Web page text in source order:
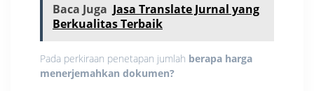
Baca Juga Jasa Translate Jurnal yang
Berkualitas Terbaik
Pada perkiraan penetapan jumlah berapa harga
menerjemahkan dokumen?